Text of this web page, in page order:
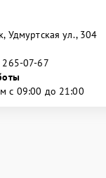
Удмуртская ул., 304
265-07-67
с 09:00 до 21:00